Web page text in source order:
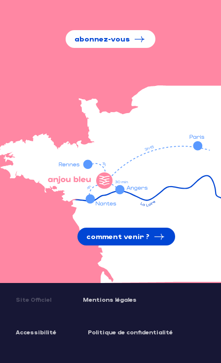
abonnez-vous
comment venir ?
Site Officiel Mentions légales
Accessibilité Politique de confidentialité